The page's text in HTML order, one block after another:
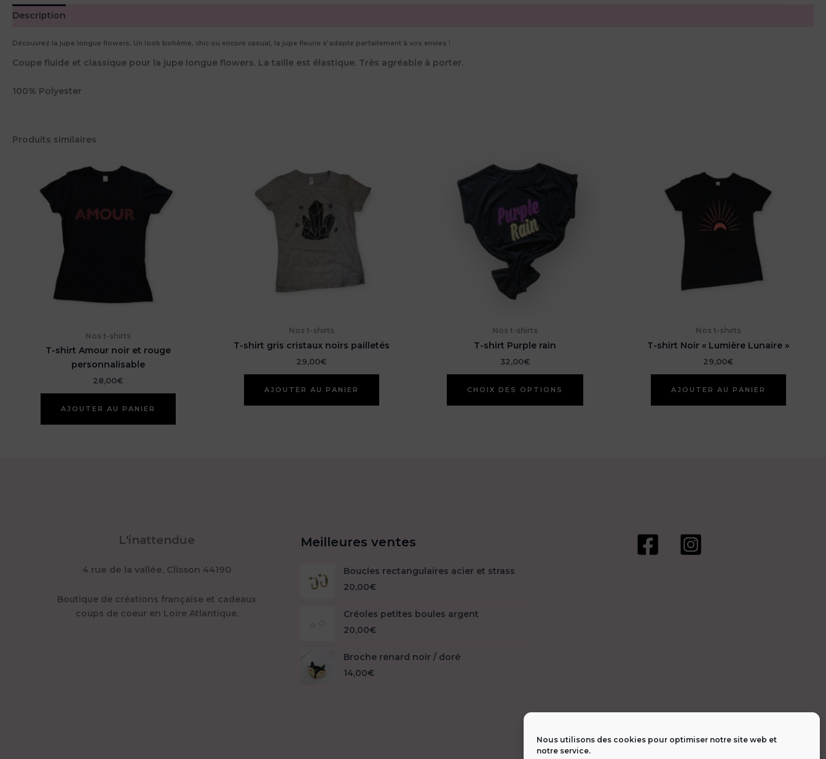
Nous utilisons des cookies pour optimiser notre site web et
notre service.
Description
Découvrez la jupe longue flowers. Un look bohème, chic ou encore casual, la jupe fleurie s’adapte parfaitement à vos envies !
Coupe fluide et classique pour la jupe longue flowers. La taille est élastique. Très agréable à porter.
100% Polyester
Produits similaires
Nos t-shirts
T-shirt Amour noir et rouge
personnalisable
28,00€
AJOUTER AU PANIER
Nos t-shirts
T-shirt gris cristaux noirs pailletés
29,00€
AJOUTER AU PANIER
Nos t-shirts
T-shirt Purple rain
32,00€
CHOIX DES OPTIONS
Ce
a
Nos t-shirts
T-shirt Noir « Lumière Lunaire »
29,00€
AJOUTER AU PANIER
L'inattendue
4 rue de la vallée, Clisson 44190
Boutique de créations française et cadeaux
coups de coeur en Loire Atlantique.
Meilleures ventes
Boucles rectangulaires acier et strass
20,00€
Créoles petites boules argent
20,00€
Broche renard noir / doré
14,00€